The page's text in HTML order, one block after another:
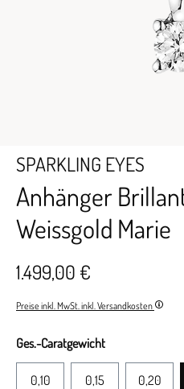
SPARKLING EYES
Anhänger
Weissgold Marie
1.499,00 €
Preise inkl. MwSt. inkl. Versandkosten
Ges.-Caratgewicht
0,10 0,15 0,20